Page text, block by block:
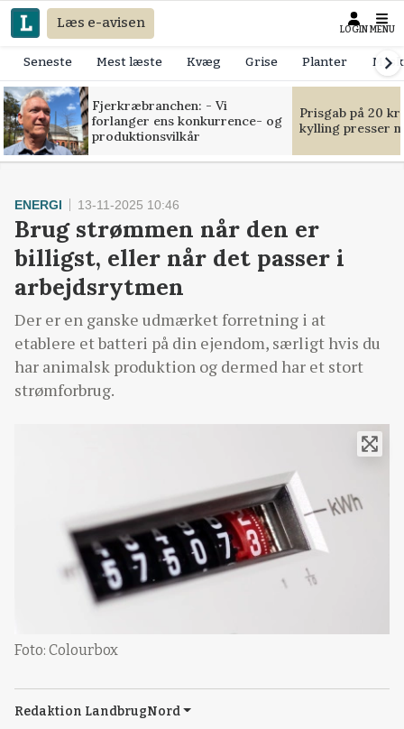
Læs e-avisen LOGIN MENU
Seneste Mest læste Kvæg Grise Planter
Fjerkræbranchen: - Vi
forlanger ens konkurrence- og
produktionsvilkår
Prisgab på 20
kylling presser
ENERGI 13-11-2025 10:46
Brug strømmen når den er
billigst, eller når det passer i
arbejdsrytmen
Der er en ganske udmærket forretning i at
etablere et batteri på din ejendom, særligt hvis du
har animalsk produktion og dermed har et stort
strømforbrug.
Foto: Colourbox
Redaktion LandbrugNord